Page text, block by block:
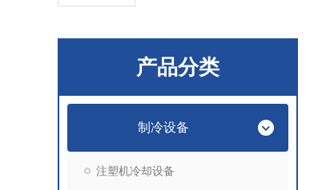
产品分类
制冷设备
注塑机冷却设备